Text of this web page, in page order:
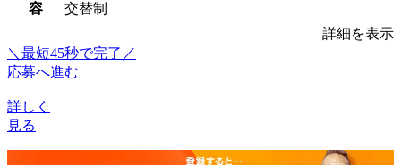
容
交替制
詳細を表示
＼最短45秒で完了／
応募へ進む
詳しく
見る